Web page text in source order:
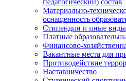
педагогический) состав
Материально-
оснащенность
Стипендии и иные виды
Платные
Финансово-
Вакантные места для
Противодействие
Наставничество